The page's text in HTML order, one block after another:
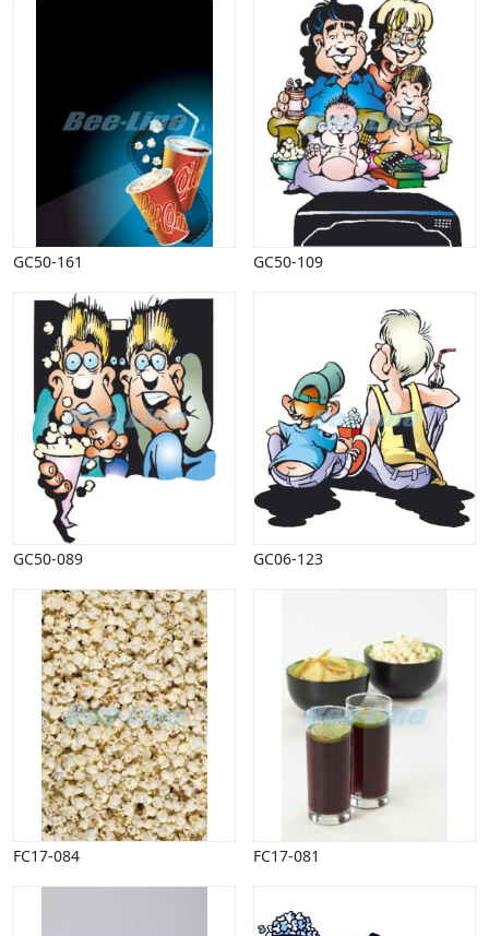
GC50-161 GC50-109
GC50-089 GC06-123
FC17-084 FC17-081